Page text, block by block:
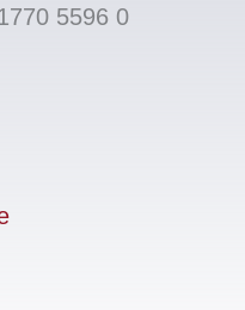
5596 0